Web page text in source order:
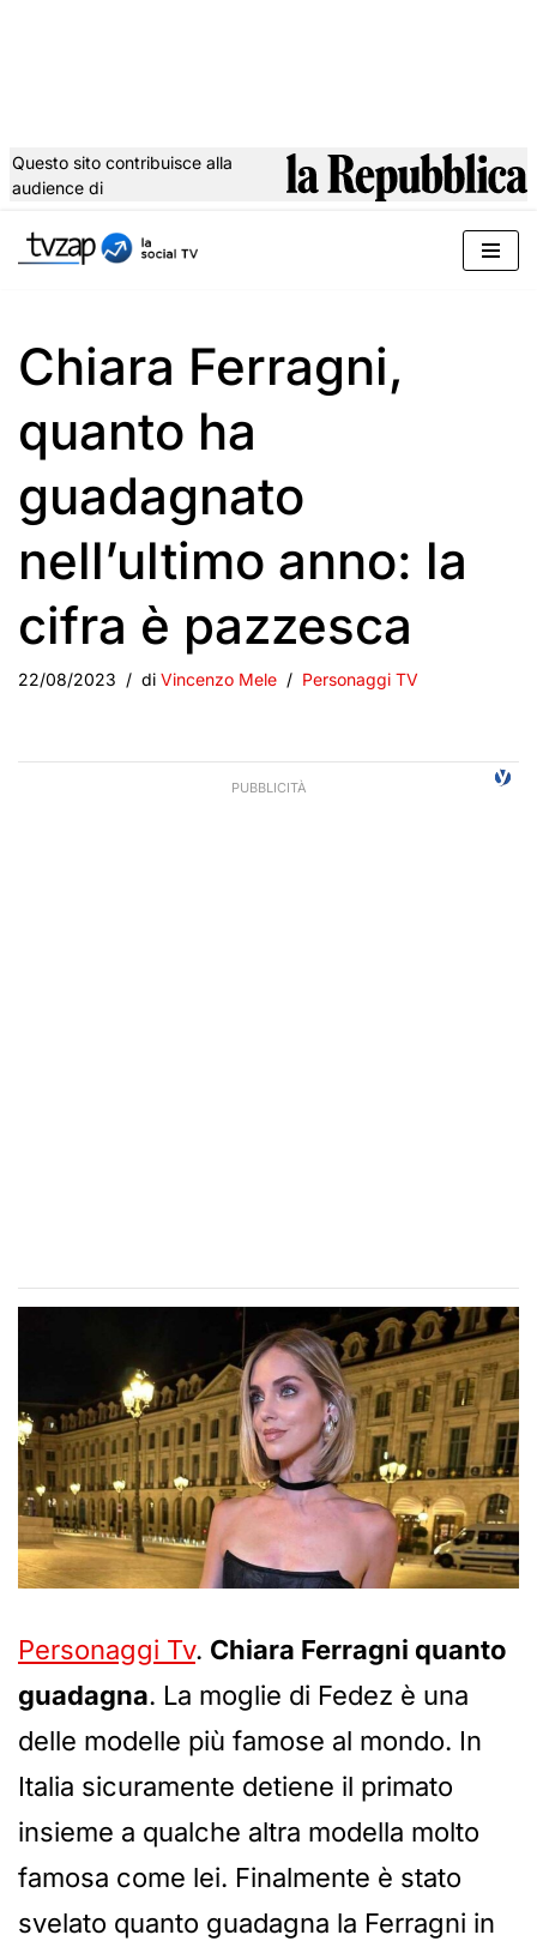
al
Questo sito contribuisce alla
audience di
Chiara Ferragni,
quanto ha
guadagnato
nell’ultimo anno: la
cifra è pazzesca
22/08/2023 di Vincenzo Mele Personaggi TV
Personaggi Tv. Chiara Ferragni quanto
guadagna. La moglie di Fedez è una
delle modelle più famose al mondo. In
Italia sicuramente detiene il primato
insieme a qualche altra modella molto
famosa come lei. Finalmente è stato
svelato quanto guadagna la Ferragni in